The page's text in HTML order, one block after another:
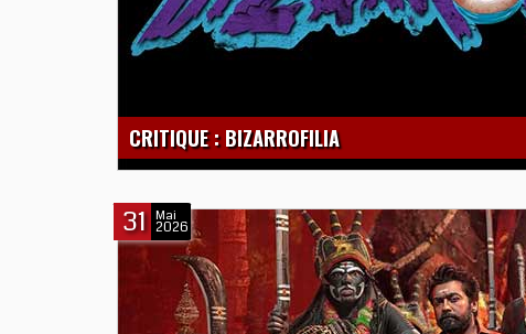
CRITIQUE : BIZARROFILIA
31 Mai
2026